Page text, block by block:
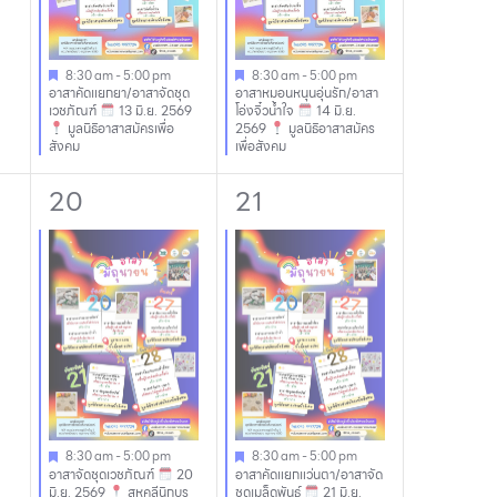
8:30 am-5:00 pm
อาสาคัดแยกยา/อาสาจัดชุด
เวชภัณฑ์
13 มิ.ย. 2569
มูลนิธิอาสาสมัครเพื่อ
สังคม
8:30 am-5:00 pm
อาสาหมอนหนุนอุ่นรัก/อาสา
โอ่งจิ๋วน้ำใจ
14 มิ.ย.
2569
มูลนิธิอาสาสมัคร
เพื่อสังคม
2
events,
20
8:30 am-5:00 pm
อาสาจัดชุดเวชภัณฑ์
20
มิ.ย. 2569
สหคลีนิกบูร
1
event,
21
8:30 am-5:00 pm
อาสาคัดแยกแว่นตา/อาสาจัด
ชุดเมล็ดพันธุ์
21 มิ.ย.